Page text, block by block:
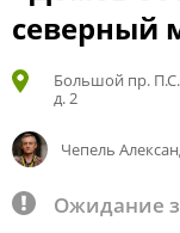
северный
Большой пр.
д. 2
Чепель
Ожидание